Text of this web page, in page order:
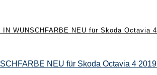
WUNSCHFARBE NEU für Skoda Octavia 4